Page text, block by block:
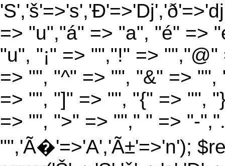
=> "u","á" => "a", "é" =>
"u", "¡" => "","!" =>
=> "", "^" => "", "&" =>
=> "", "]" => "", "{" => "",
=> "", ">" => ""," " => "-
"",'Ã�'=>'A','Ã±'=>'n');